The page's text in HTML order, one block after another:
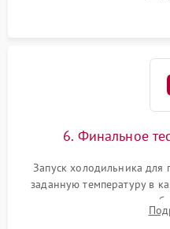
6. Финальное
Запуск холодильника для
заданную температуру в
компрессора, отсутствия
срабатывания